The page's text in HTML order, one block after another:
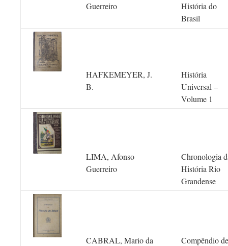
Guerreiro
História do
Brasil
HAFKEMEYER, J.
B.
História
Universal –
Volume 1
LIMA, Afonso
Guerreiro
Chronologia
História Rio
Grandense
CABRAL, Mario da
Compêndio de